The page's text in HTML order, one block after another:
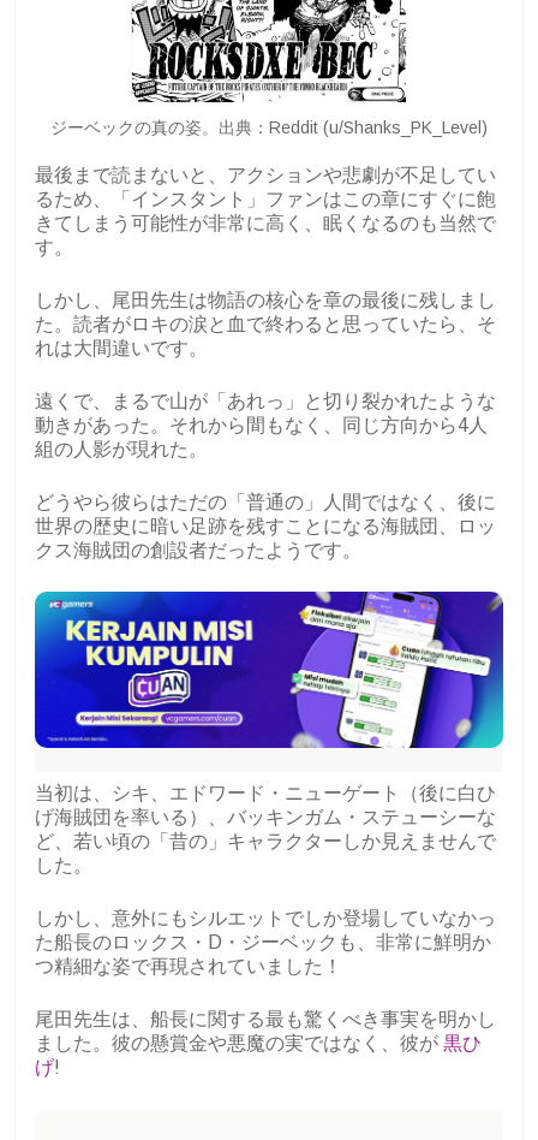
ジーベックの真の姿。出典：Reddit (u/Shanks_PK_Level)
最後まで読まないと、アクションや悲劇が不足してい
るため、「インスタント」ファンはこの章にすぐに飽
きてしまう可能性が非常に高く、眠くなるのも当然で
す。
しかし、尾田先生は物語の核心を章の最後に残しまし
た。読者がロキの涙と血で終わると思っていたら、そ
れは大間違いです。
遠くで、まるで山が「あれっ」と切り裂かれたような
動きがあった。それから間もなく、同じ方向から4人
組の人影が現れた。
どうやら彼らはただの「普通の」人間ではなく、後に
世界の歴史に暗い足跡を残すことになる海賊団、ロッ
クス海賊団の創設者だったようです。
当初は、シキ、エドワード・ニューゲート（後に白ひ
げ海賊団を率いる）、バッキンガム・ステューシーな
ど、若い頃の「昔の」キャラクターしか見えませんで
した。
しかし、意外にもシルエットでしか登場していなかっ
た船長のロックス・D・ジーベックも、非常に鮮明か
つ精細な姿で再現されていました！
尾田先生は、船長に関する最も驚くべき事実を明かし
ました。彼の懸賞金や悪魔の実ではなく、彼が 黒ひ
げ!